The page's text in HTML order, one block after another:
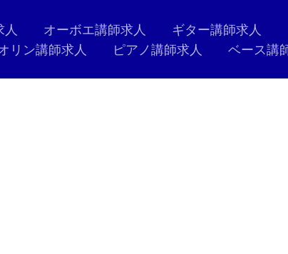
人 オーボエ講師求人 ギター講師求人
リン講師求人 ピアノ講師求人 ベース講